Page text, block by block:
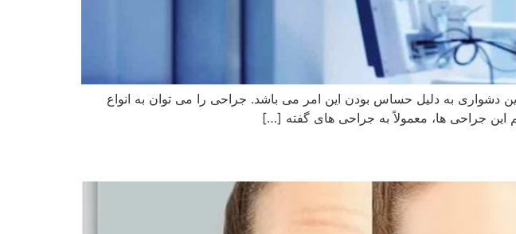
به دلیل حساس بودن این امر می باشد. جراحی را می توان به انواع
جراحی ها، معمولاً به جراحی های گفته […]